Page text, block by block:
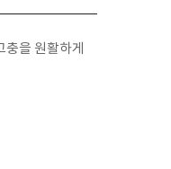
을 원활하게